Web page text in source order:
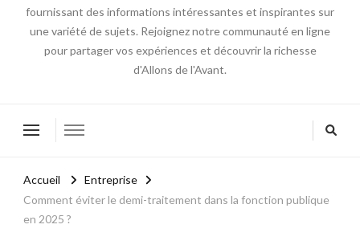
fournissant des informations intéressantes et inspirantes sur
une variété de sujets. Rejoignez notre communauté en ligne
pour partager vos expériences et découvrir la richesse
d'Allons de l'Avant.
Accueil
Entreprise
Comment éviter le demi-traitement dans la fonction publique
en 2025 ?